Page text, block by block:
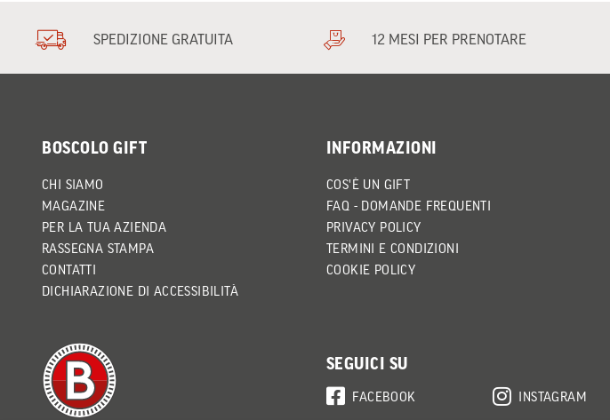
SPEDIZIONE GRATUITA 12 MESI PER PRENOTARE
BOSCOLO GIFT
CHI SIAMO
MAGAZINE
PER LA TUA AZIENDA
RASSEGNA STAMPA
CONTATTI
DICHIARAZIONE DI ACCESSIBILITÀ
INFORMAZIONI
COS'È UN GIFT
FAQ - DOMANDE FREQUENTI
PRIVACY POLICY
TERMINI E CONDIZIONI
COOKIE POLICY
SEGUICI SU
FACEBOOK INSTAGRAM